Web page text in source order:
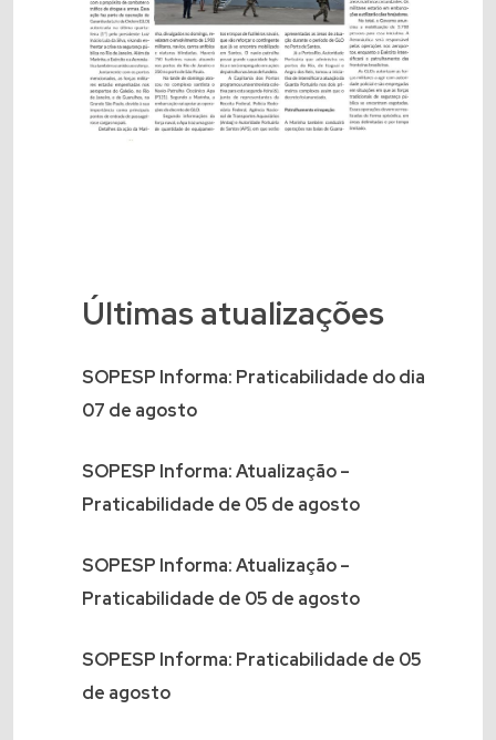
Últimas atualizações
SOPESP Informa: Praticabilidade do dia
07 de agosto
SOPESP Informa: Atualização –
Praticabilidade de 05 de agosto
SOPESP Informa: Atualização –
Praticabilidade de 05 de agosto
SOPESP Informa: Praticabilidade de 05
de agosto